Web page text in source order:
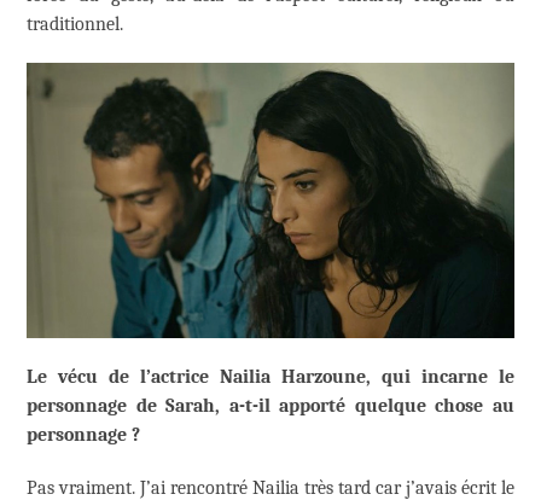
traditionnel.
Le vécu de l’actrice Nailia Harzoune, qui incarne le
personnage de Sarah, a-t-il apporté quelque chose au
personnage ?
Pas vraiment. J’ai rencontré Nailia très tard car j’avais écrit le